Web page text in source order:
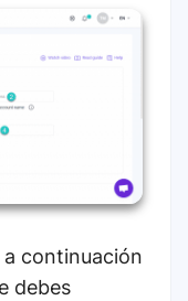
continuación
debes